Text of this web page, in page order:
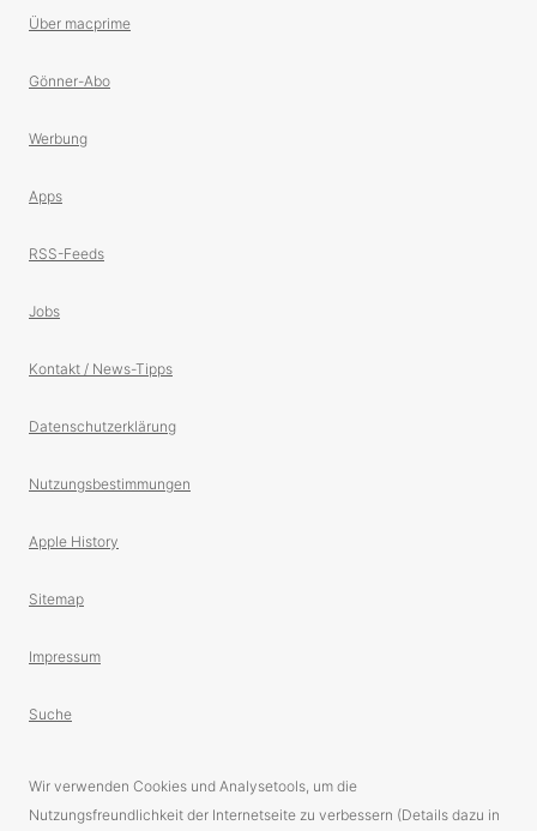
Über macprime
Gönner-Abo
Werbung
Apps
RSS-Feeds
Jobs
Kontakt / News-Tipps
Datenschutzerklärung
Nutzungsbestimmungen
Apple History
Sitemap
Impressum
Suche
Wir verwenden Cookies und Analysetools, um die
Nutzungsfreundlichkeit der Internetseite zu verbessern (Details dazu in